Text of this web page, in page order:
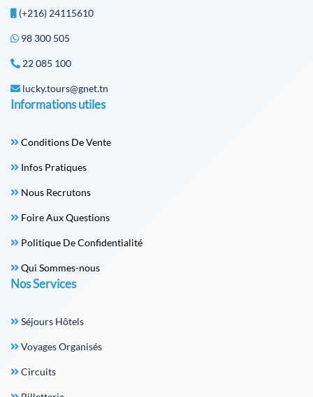
(+216) 24115610
98 300 505
22 085 100
lucky.tours@gnet.tn
Informations utiles
Conditions De Vente
Infos Pratiques
Nous Recrutons
Foire Aux Questions
Politique De Confidentialité
Qui Sommes-nous
Nos Services
Séjours Hôtels
Voyages Organisés
Circuits